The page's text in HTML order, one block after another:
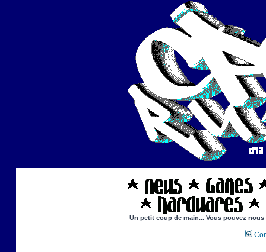
Un petit coup de main... Vous pouvez